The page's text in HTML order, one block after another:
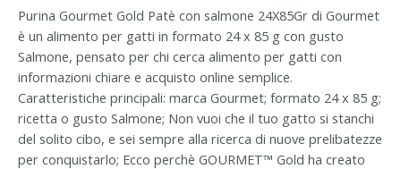
Purina Gourmet Gold Patè con salmone 24X85Gr di Gourmet
è un alimento per gatti in formato 24 x 85 g con gusto
Salmone, pensato per chi cerca alimento per gatti con
informazioni chiare e acquisto online semplice.
Caratteristiche principali: marca Gourmet; formato 24 x 85 g;
ricetta o gusto Salmone; Non vuoi che il tuo gatto si stanchi
del solito cibo, e sei sempre alla ricerca di nuove prelibatezze
per conquistarlo; Ecco perchè GOURMET™ Gold ha creato